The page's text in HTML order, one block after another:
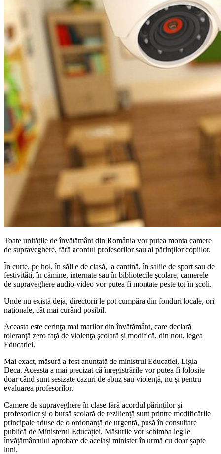
Toate unitățile de învățământ din România vor putea monta camere
de supraveghere, fără acordul profesorilor sau al părinţilor copiilor.
În curte, pe hol, în sălile de clasă, la cantină, în salile de sport sau de
festivităti, în cămine, internate sau în bibliotecile şcolare, camerele
de supraveghere audio-video vor putea fi montate peste tot în şcoli.
Unde nu există deja, directorii le pot cumpăra din fonduri locale, ori
naţionale, cât mai curând posibil.
Aceasta este cerinţa mai marilor din învățământ, care declară
toleranţă zero faţă de violenţa şcolară și modifică, din nou, legea
Educatiei.
Mai exact, măsură a fost anunțată de ministrul Educației, Ligia
Deca. Aceasta a mai precizat că înregistrările vor putea fi folosite
doar când sunt sesizate cazuri de abuz sau violență, nu și pentru
evaluarea profesorilor.
Camere de supraveghere în clase fără acordul părinților și
profesorilor și o bursă școlară de reziliență sunt printre modificările
principale aduse de o ordonanță de urgență, pusă în consultare
publică de Ministerul Educației. Măsurile vor schimba legile
învățământului aprobate de același minister în urmă cu doar șapte
luni.